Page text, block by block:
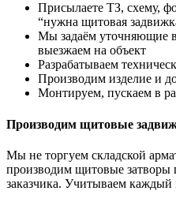
Присылаете ТЗ, схему,
“нужна щитовая
Мы задаём уточняющие
выезжаем на объект
Разрабатываем
Производим изделие и
Монтируем, пускаем в
Производим щитовые
Мы не торгуем складской
производим щитовые затворы
заказчика. Учитываем каждый